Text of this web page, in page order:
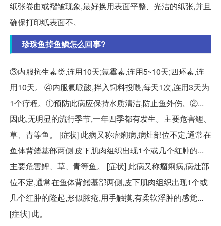
纸张卷曲或褶皱现象,最好换用表面平整、光洁的纸张,并且
确保打印纸表面不。
珍珠鱼掉鱼鳞怎么回事?
③内服抗生素类,连用10天;氯霉素,连用5~10天;四环素,连
用10天。 ④内服氟哌酸,拌入饲料投喂,每天1次,连用3天为
1个疗程。①预防此病应保持水质清洁,防止鱼外伤。②...
因此,无明显的流行季节,一年四季都有发生。主要危害鲤、
草、青等鱼。 [症状] 此病又称瘤痢病,病灶部位不定,通常在
鱼体背鳍基部两侧,皮下肌肉组织出现1个或几个红肿的...
主要危害鲤、草、青等鱼。 [症状] 此病又称瘤痢病,病灶部
位不定,通常在鱼体背鳍基部两侧,皮下肌肉组织出现1个或
几个红肿的隆起,形似脓疮,用手触摸,有柔软浮肿的感觉...
[症状] 此。